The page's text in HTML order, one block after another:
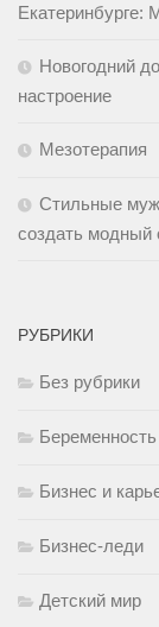
Екатеринбурге:
Новогодний
настроение
Мезотерапия
Стильные
создать модный
РУБРИКИ
Без рубрики
Беременность
Бизнес и
Бизнес-леди
Детский мир